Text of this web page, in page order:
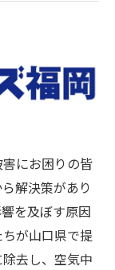
にお困りの皆
解決策があり
を及ぼす原因
が山口県で提
去し、空気中